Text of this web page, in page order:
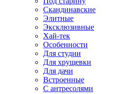
Скандинавские
Элитные
Эксклюзивные
Хай-тек
Особенности
Для студии
Для хрущевки
Для дачи
Встроенные
С антресолями